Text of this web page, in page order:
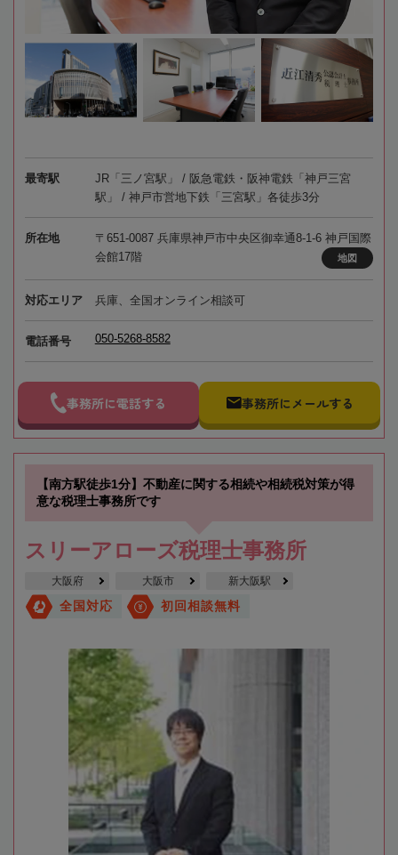
最寄駅
JR「三ノ宮駅」 / 阪急電鉄・阪神電鉄「神戸三宮
駅」 / 神戸市営地下鉄「三宮駅」各徒歩3分
所在地
〒651-0087 兵庫県神戸市中央区御幸通8-1-6 神戸国際
会館17階
地図
対応エリア 兵庫、全国オンライン相談可
電話番号 050-5268-8582
事務所に電話する 事務所にメールする
【南方駅徒歩1分】不動産に関する相続や相続税対策が得
意な税理士事務所です
スリーアローズ税理士事務所
大阪府 大阪市 新大阪駅
全国対応 初回相談無料